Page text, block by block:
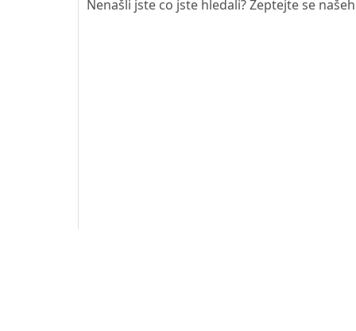
Nenašli jste co jste hledali? Zeptejte se